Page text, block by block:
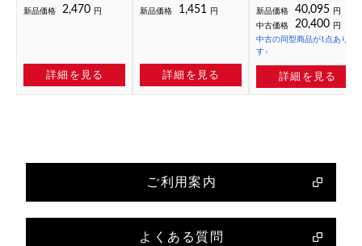
D6/D5/D4S/D810/D750/Df用
新品価格 2,470 円
詳細を見る
コン D780/D750用
新品価格 1,451 円
詳細を見る
新品価格
40,095 円
中古価格
20,400 円
中古の同型商品が1点ありま
す
詳細を見る
ご利用案内
よくある質問